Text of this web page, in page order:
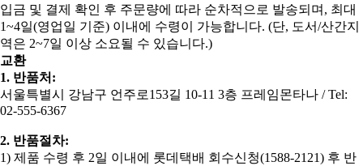
입금 및 결제 확인 후 주문량에 따라 순차적으로 발송되며, 최대
1~4일(영업일 기준) 이내에 수령이 가능합니다. (단, 도서/산간지
역은 2~7일 이상 소요될 수 있습니다.)
교환
1. 반품처:
서울특별시 강남구 언주로153길 10-11 3층 프레임몬타나 / Tel:
02-555-6367
2. 반품절차:
​1) 제품 수령 후 2일 이내에 롯데택배 회수신청(1588-2121) 후 반